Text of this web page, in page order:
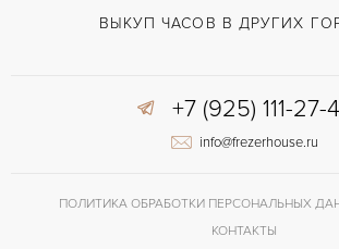
ДЛИНА БРАСЛЕТА, ДЛИННАЯ СТОРОНА
ВЫКУП ЧАСОВ В ДРУГИХ
+7 (925) 111-27-
info@frezerhouse.ru
ПОЛИТИКА ОБРАБОТКИ ПЕРСОНАЛЬНЫХ
КОНТАКТЫ